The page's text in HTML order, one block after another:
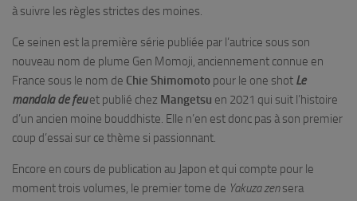
à suivre les règles strictes des moines.
Ce seinen est la première série publiée par l’autrice sous son
nouveau nom de plume Gen Momoji, anciennement connue en
France sous le nom de Chie Shimomoto pour le one shot Le
mandala de feu et publié chez Mangetsu en 2021 qui suit l’histoire
d’un ancien moine bouddhiste. Elle n’en est donc pas à son premier
coup d’essai sur ce thème si passionnant.
Encore en cours de publication au Japon et qui compte pour le
moment trois volumes, le premier tome de Yakuza zensera